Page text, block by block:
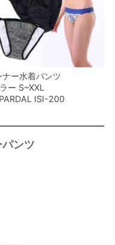
ナー水着パンツ
ー S~XXL
ISI-200